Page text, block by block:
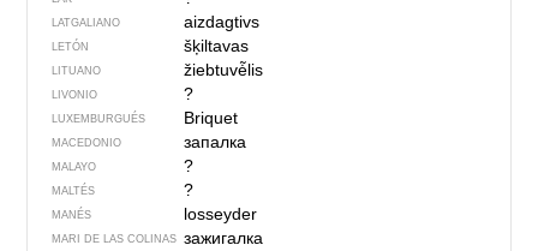
LATGALIANO aizdagtivs
LETÓN šķiltavas
LITUANO žiebtuvė̃lis
LIVONIO ?
LUXEMBURGUÉS Briquet
MACEDONIO запалка
MALAYO ?
MALTÉS ?
MANÉS losseyder
MARI DE LAS COLINAS зажигалка